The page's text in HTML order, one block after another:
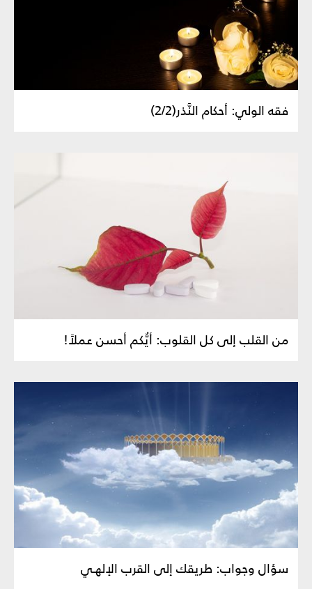
فقه الولي: أحكام النَّذر(2/2)
من القلب إلى كل القلوب: أيُّكم أحسن عملاً!
سؤال وجواب: طريقك إلى القرب الإلهـي